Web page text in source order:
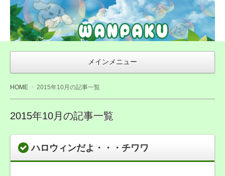
WAN友ブログ
（ご来店感謝ブ
ログ）〜札幌市
豊平区の犬トリ
ミング・無添加
おやつ店
WANPAKU（わ
んぱく）
メインメニュー
HOME 2015年10月の記事一覧
2015年10月の記事一覧
ハロウィンだよ・・・チワワ